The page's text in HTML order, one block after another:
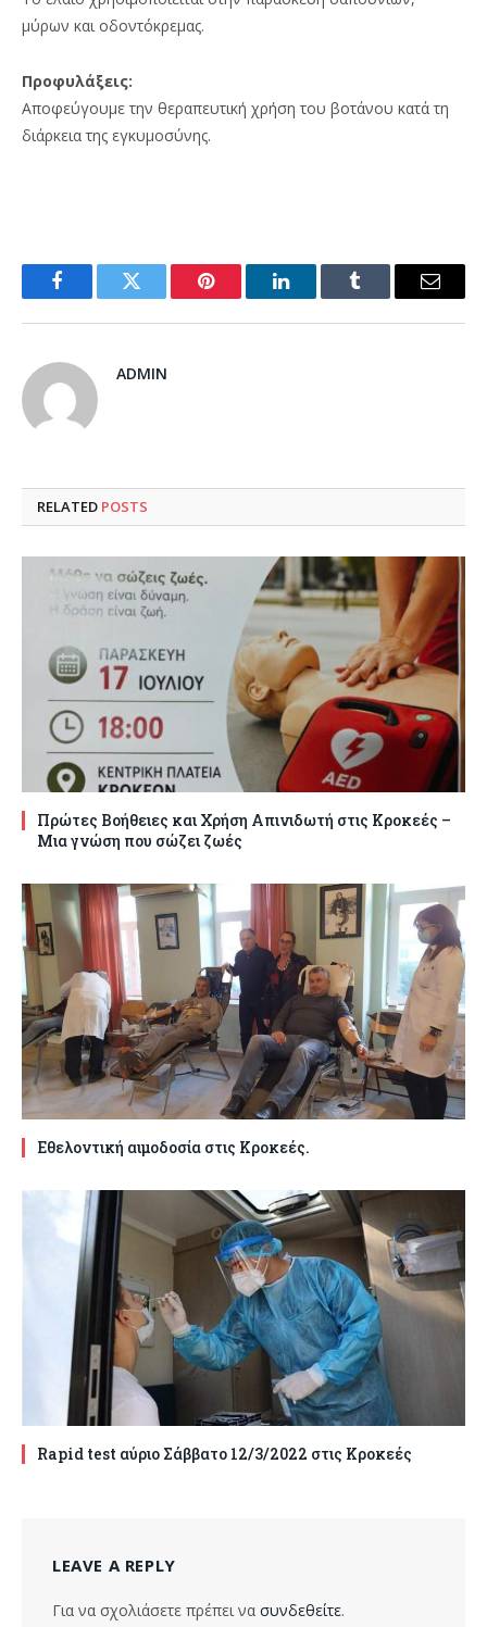
μύρων και οδοντόκρεμας.
Προφυλάξεις:
Αποφεύγουμε την θεραπευτική χρήση του βοτάνου κατά τη
διάρκεια της εγκυμοσύνης.
FacebookTwitter Pinterest LinkedInTumblr Email
ADMIN
RELATED POSTS
Πρώτες Βοήθειες και Χρήση Απινιδωτή στις Κροκεές –
Μια γνώση που σώζει ζωές
Εθελοντική αιμοδοσία στις Κροκεές.
Rapid test αύριο Σάββατο 12/3/2022 στις Κροκεές
LEAVE A REPLY
Για να σχολιάσετε πρέπει να συνδεθείτε.